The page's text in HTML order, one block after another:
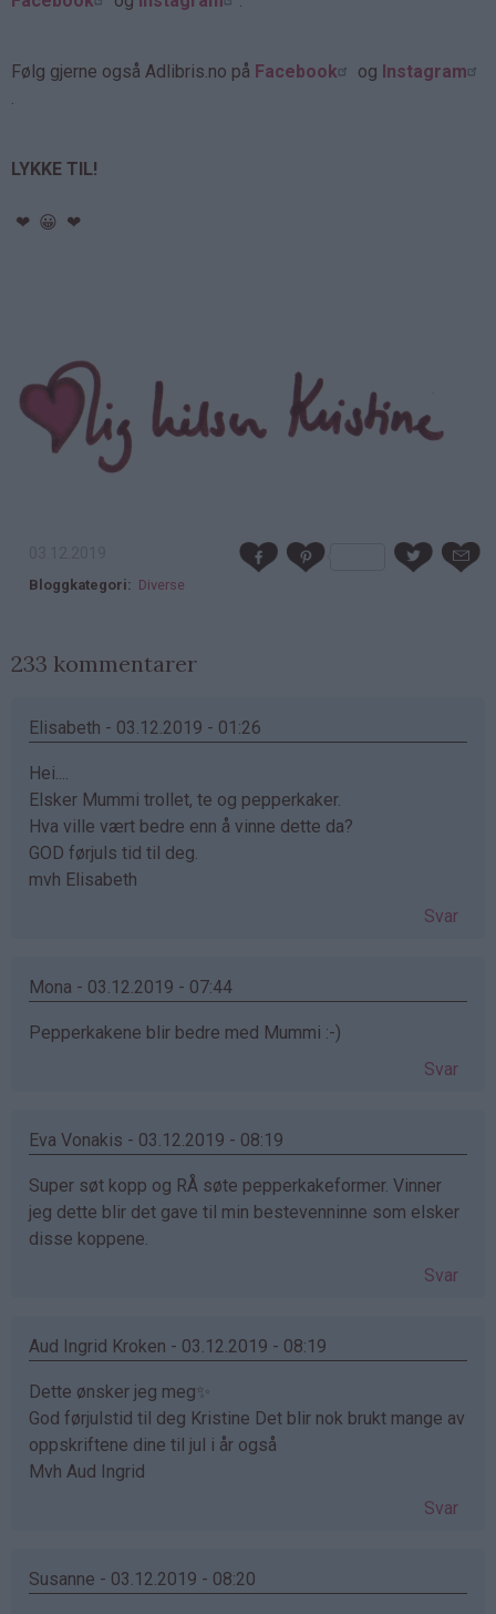
Følg gjerne også Adlibris.no på Facebook og Instagram
LYKKE TIL!
❤ 😀 ❤
Bloggkategori Diverse
233 kommentarer
Elisabeth - 03.12.2019 - 01:26
Hei....
Elsker Mummi trollet, te og pepperkaker.
Hva ville vært bedre enn å vinne dette da?
GOD førjuls tid til deg.
mvh Elisabeth
Svar
Mona - 03.12.2019 - 07:44
Pepperkakene blir bedre med Mummi :-)
Svar
Eva Vonakis - 03.12.2019 - 08:19
Super søt kopp og RÅ søte pepperkakeformer. Vinner
jeg dette blir det gave til min bestevenninne som elsker
disse koppene.
Svar
Aud Ingrid Kroken - 03.12.2019 - 08:19
Dette ønsker jeg meg✨
God førjulstid til deg Kristine Det blir nok brukt mange av
oppskriftene dine til jul i år også
Mvh Aud Ingrid
Svar
Susanne - 03.12.2019 - 08:20